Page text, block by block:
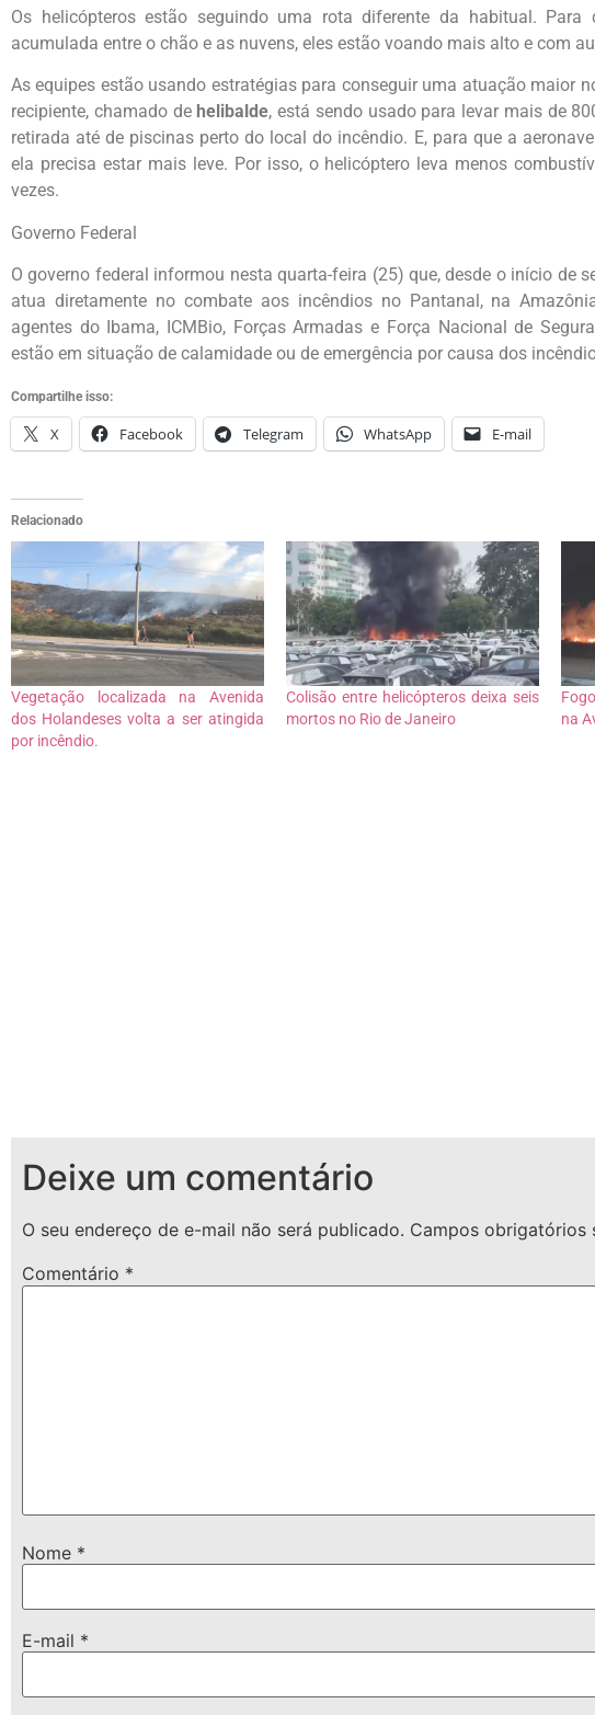
Os helicópteros estão seguindo uma rota diferente da habitual.
acumulada entre o chão e as nuvens, eles estão voando mais alto e com
As equipes estão usando estratégias para conseguir uma atuação maior
recipiente, chamado de helibalde, está sendo usado para levar mais de
retirada até de piscinas perto do local do incêndio. E, para que a
ela precisa estar mais leve. Por isso, o helicóptero leva menos
vezes.
Governo Federal
O governo federal informou nesta quarta-feira (25) que, desde o início de
atua diretamente no combate aos incêndios no Pantanal, na
agentes do Ibama, ICMBio, Forças Armadas e Força Nacional de
estão em situação de calamidade ou de emergência por causa dos
Compartilhe isso:
X Facebook Telegram WhatsApp E-mail
Relacionado
Vegetação localizada na Avenida
dos Holandeses volta a ser atingida
por incêndio.
Colisão entre helicópteros deixa seis
mortos no Rio de Janeiro
na
Deixe um comentário
O seu endereço de e-mail não será publicado. Campos obrigatórios
Comentário *
Nome *
E-mail *